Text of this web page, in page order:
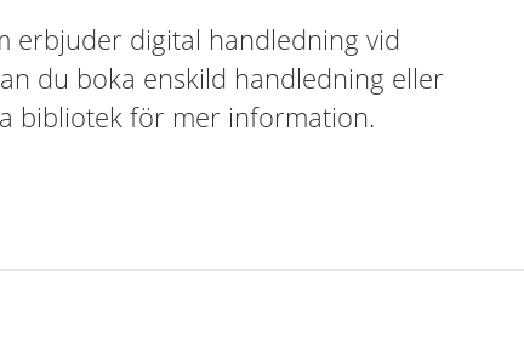
erbjuder digital handledning vid
du boka enskild handledning eller
bibliotek för mer information.